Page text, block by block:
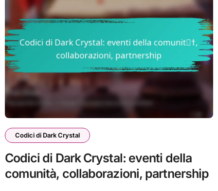
Codici di Dark Crystal
Codici di Dark Crystal: eventi della
comunità, collaborazioni, partnership